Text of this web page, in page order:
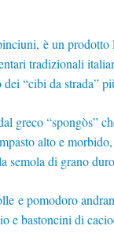
è un
tradizionali
“cibi da strada”
greco “spongòs”
alto e
semola di grano
e pomodoro
e bastoncini di